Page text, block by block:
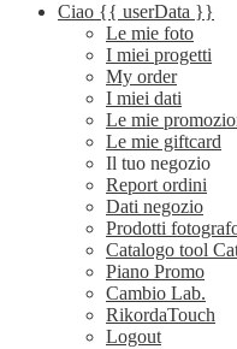
Ciao {{ userData }}
Le mie foto
I miei progetti
My order
I miei dati
Le mie
Le mie giftcard
Il tuo negozio
Report ordini
Dati negozio
Prodotti
Catalogo tool
Piano Promo
Cambio Lab.
RikordaTouch
Logout